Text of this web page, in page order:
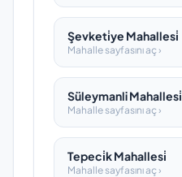
Şevketi̇ye Mahallesi̇
Mahalle sayfasını aç ›
Süleymanli Mahallesi̇
Mahalle sayfasını aç ›
Tepeci̇k Mahallesi̇
Mahalle sayfasını aç ›